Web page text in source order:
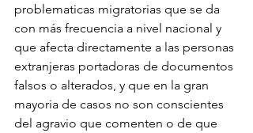
problematicas migratorias que se da
con más frecuencia a nivel nacional y
que afecta directamente a las personas
extranjeras portadoras de documentos
falsos o alterados, y que en la gran
mayoria de casos no son conscientes
del agravio que comenten o de que